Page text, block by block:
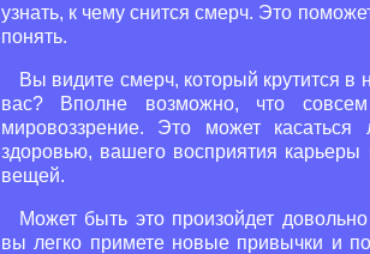
узнать, к чему снится смерч. Это
понять.
Вы видите смерч, который крутится в
вас? Вполне возможно, что
мировоззрение. Это может
здоровью, вашего восприятия
вещей.
Может быть это произойдет
вы легко примете новые привычки и